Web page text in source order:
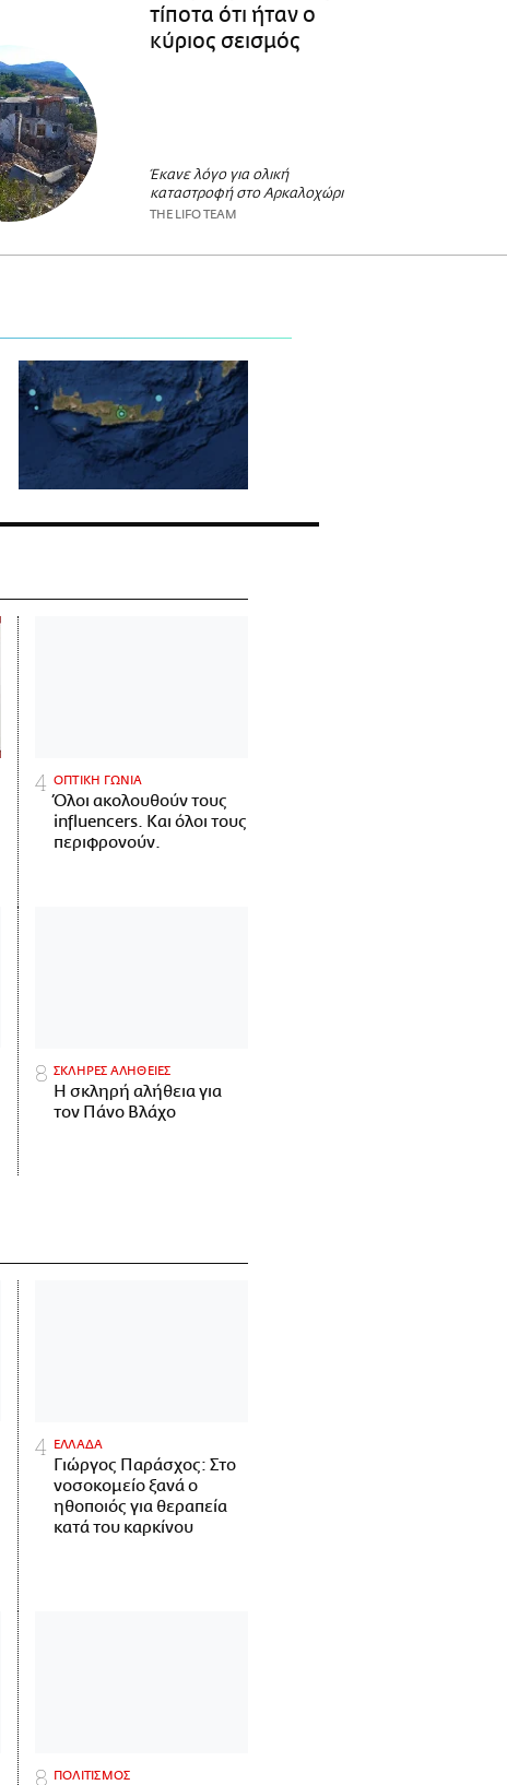
τίποτα ότι ήταν ο
κύριος σεισμός
Έκανε λόγο για ολική
καταστροφή στο Αρκαλοχώρι
THE LIFO TEAM
ΟΠΤΙΚΗ ΓΩΝΙΑ
Όλοι ακολουθούν τους
influencers. Και όλοι τους
περιφρονούν.
ΣΚΛΗΡΕΣ ΑΛΗΘΕΙΕΣ
H σκληρή αλήθεια για
τον Πάνο Βλάχο
ΕΛΛΑΔΑ
Γιώργος Παράσχος: Στο
νοσοκομείο ξανά ο
ηθοποιός για θεραπεία
κατά του καρκίνου
ΠΟΛΙΤΙΣΜΟΣ